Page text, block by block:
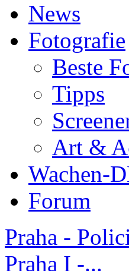
News
Fotografie
Beste
Tipps
Art &
Wachen-
Forum
Praha -
Praha I -...